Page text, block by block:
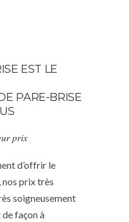
EST LE
PARE-BRISE
prix
d’offrir le
prix très
soigneusement
façon à